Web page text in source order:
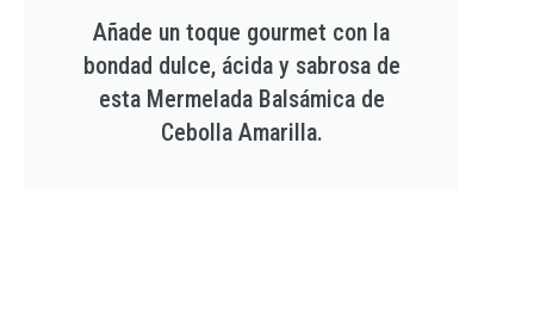
Añade un toque gourmet con la
bondad dulce, ácida y sabrosa de
esta Mermelada Balsámica de
Cebolla Amarilla.